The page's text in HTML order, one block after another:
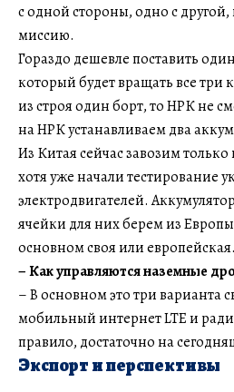
с одной стороны, одно с
миссию.
Гораздо дешевле поставить
который будет вращать все три
из строя один борт, то НРК не
на НРК устанавливаем два
Из Китая сейчас завозим
хотя уже начали тестирование
электродвигателей.
ячейки для них берем из
основном своя или европейская.
–Как управляются наземные
– В основном это три варианта
мобильный интернет LTE и
правило, достаточно на
Экспорт и перспективы